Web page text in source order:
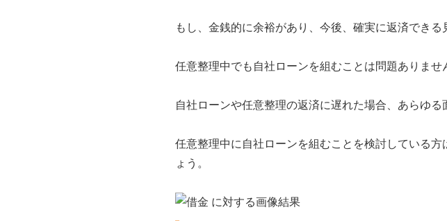
もし、金銭的に余裕があり、今後、確実に返済できる
任意整理中でも自社ローンを組むことは問題ありませ
自社ローンや任意整理の返済に遅れた場合、あらゆる
任意整理中に自社ローンを組むことを検討している
ょう。